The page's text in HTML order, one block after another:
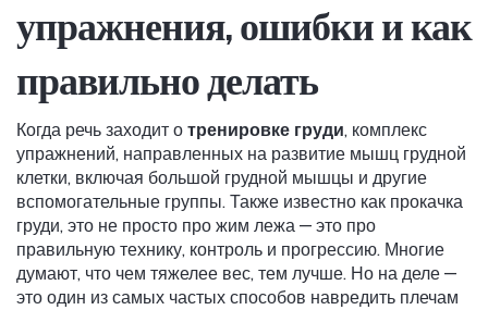
упражнения, ошибки и как
правильно делать
Когда речь заходит о тренировке груди, комплекс
упражнений, направленных на развитие мышц грудной
клетки, включая большой грудной мышцы и другие
вспомогательные группы. Также известно как прокачка
груди, это не просто про жим лежа — это про
правильную технику, контроль и прогрессию. Многие
думают, что чем тяжелее вес, тем лучше. Но на деле —
это один из самых частых способов навредить плечам